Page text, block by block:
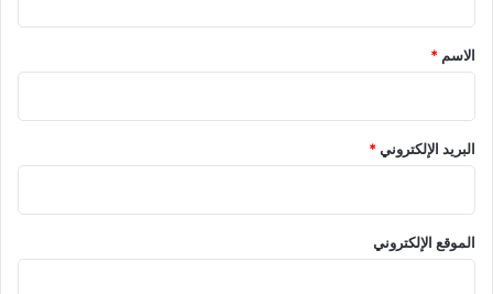
*
الاسم *
البريد الإلكتروني*
الموقع الإلكتروني